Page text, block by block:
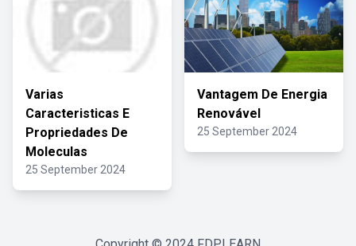
Varias
Caracteristicas E
Propriedades De
Moleculas
25 September 2024
Vantagem De Energia
Renovável
25 September 2024